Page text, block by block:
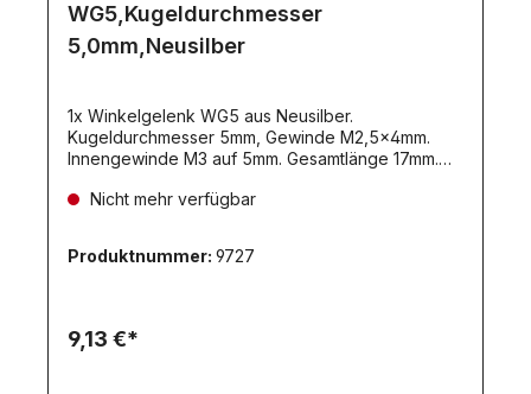
WG5,Kugeldurchmesser
5,0mm,Neusilber
1x Winkelgelenk WG5 aus Neusilber.
Kugeldurchmesser 5mm, Gewinde M2,5x4mm.
Innengewinde M3 auf 5mm. Gesamtlänge 17mm.
Nicht mehr verfügbar
Produktnummer: 9727
9,13 €*